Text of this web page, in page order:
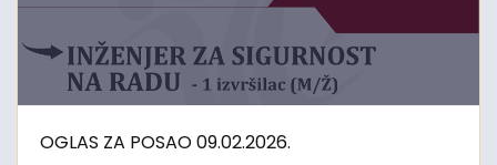
OGLAS ZA POSAO 09.02.2026.